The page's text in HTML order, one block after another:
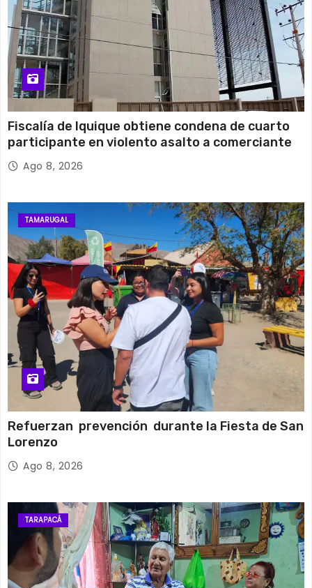
Fiscalía de Iquique obtiene condena de cuarto
participante en violento asalto a comerciante
Ago 8, 2026
TAMARUGAL
Refuerzan prevención durante la Fiesta de San
Lorenzo
Ago 8, 2026
TARAPACÁ